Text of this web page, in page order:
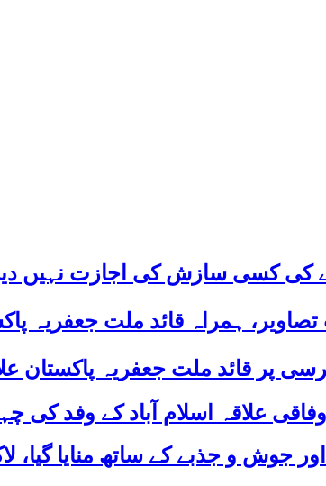
کی کسی سازش کی اجازت نہیں
ہمراہ قائد ملت جعفریہ
علاقہ اسلام آباد کے وفد